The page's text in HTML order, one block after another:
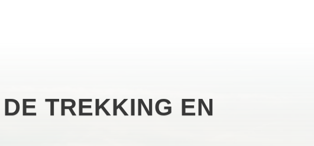
TREKKING EN